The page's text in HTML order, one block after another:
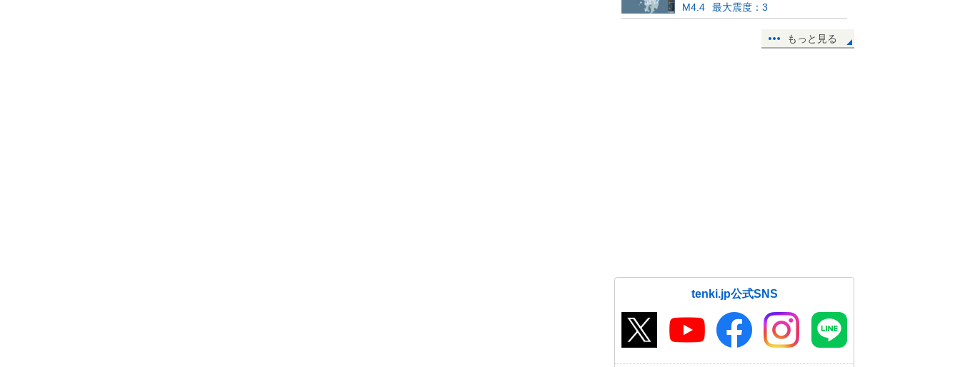
M4.4
最大震度：3
もっと見る
tenki.jp公式SNS